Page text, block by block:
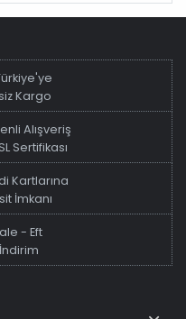
Kargo
Alışveriş
Sertifikası
Kartlarına
İmkanı
- Eft